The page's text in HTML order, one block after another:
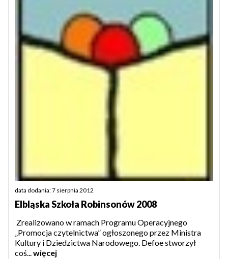
data dodania: 7 sierpnia 2012
Elbląska Szkoła Robinsonów 2008
Zrealizowano w ramach Programu Operacyjnego
„Promocja czytelnictwa” ogłoszonego przez Ministra
Kultury i Dziedzictwa Narodowego. Defoe stworzył
coś...więcej